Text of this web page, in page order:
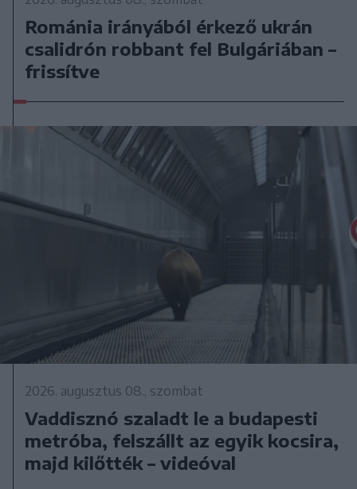
Románia irányából érkező ukrán
csalidrón robbant fel Bulgáriában –
frissítve
2026. augusztus 08., szombat
Vaddisznó szaladt le a budapesti
metróba, felszállt az egyik kocsira,
majd kilőtték – videóval